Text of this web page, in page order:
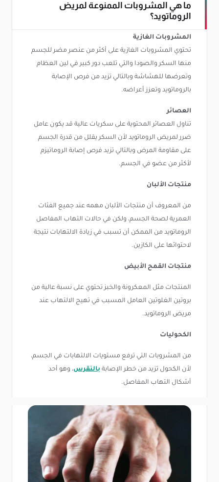
ما هي المشروبات الممنوعة لمريض
الروماتويد؟
المشروبات الغازية
تحتوي المشروبات الغازية على أكثر من عنصر مضر للجسم
منها السكر والصودا والتي تلعب دور كبير في لين العظام
وتعرضها للهشاشة وبالتالي تزيد من فرص الإصابة
بالروماتويد وتعزز أعراضه.
العصائر
تناول العصائر المحتوية على سكريات عالية قد يكون عامل
ضرر لمريض الروماتويد لأن السكر يقلل من قدرة الجسم
على مقاومة المرض وبالتالي تزيد فرص إصابة الروماتيزم
لأكثر من عضو في الجسم.
منتجات الألبان
من المعروف أن منتجات الألبان مهمه عند جميع الفئات
العمرية لصحة الجسم، ولكن في حالات التهاب المفاصل
الروماتويد من الممكن أن تسبب في زيادة الالتهابات نتيجة
لاحتوائها على الكازين.
منتجات القمح الأبيض
المنتجات مثل المعكرونة والخبز تحتوي على نسبة عالية من
بروتين الغلوتين العامل المسبب في تهيج الالتهاب عند
مريض الروماتويد.
الكحوليات
من المشروبات التي ترفع مستويات الالتهابات في الجسم،
لأن الكحول تزيد من خطر الإصابة بالنقرس، وهو أحد
أشكال التهاب المفاصل.